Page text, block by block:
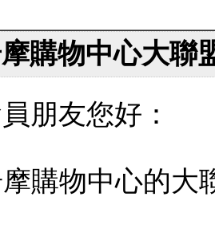
購物中心大聯
朋友您好：
購物中心的大